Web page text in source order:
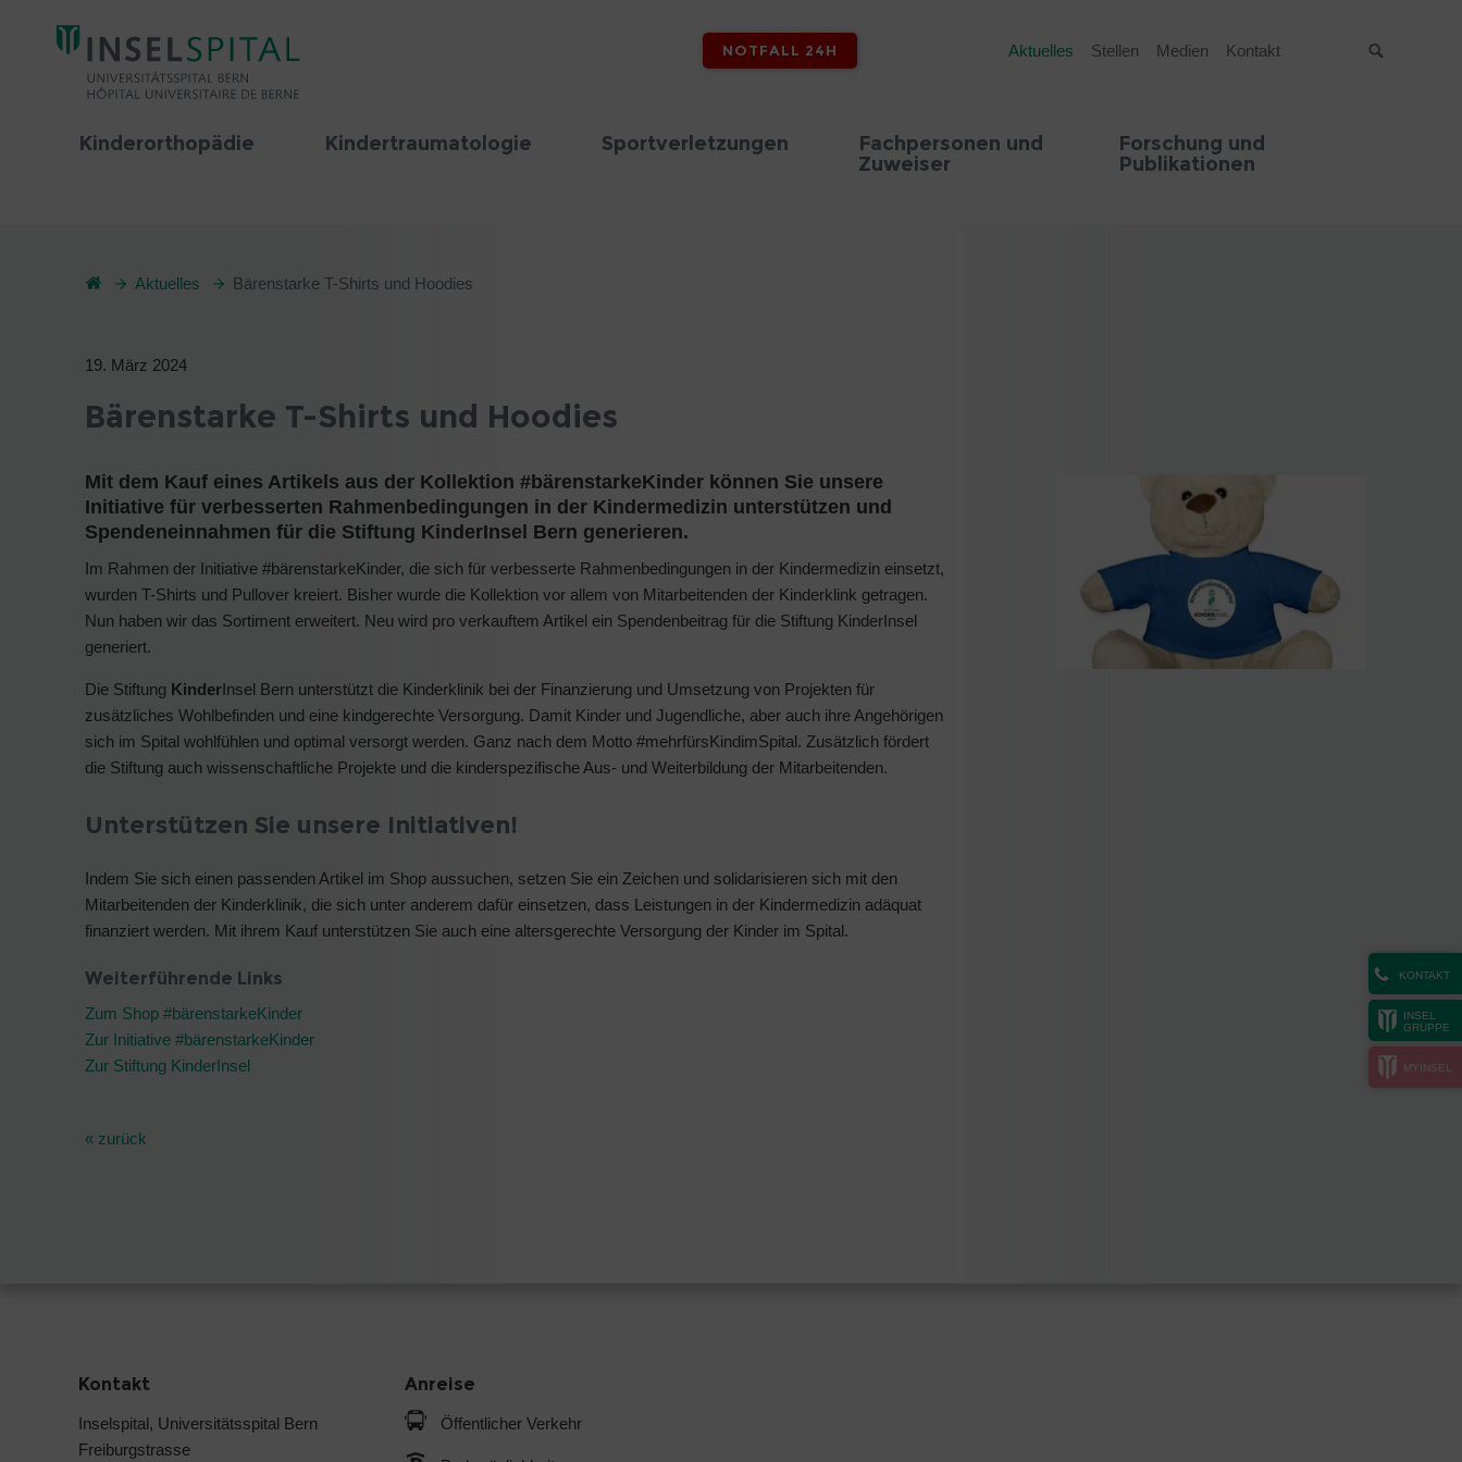
NOTFALL 24H Aktuelles Stellen Medien Kontakt
Kinderorthopädie Kindertraumatologie Sportverletzungen
Fachpersonen und
Zuweiser
Forschung und
Publikationen
KONTAKT
INSEL
GRUPPE
MYINSEL
Aktuelles Bärenstarke T-Shirts und Hoodies
19. März 2024
Bärenstarke T-Shirts und Hoodies
Mit dem Kauf eines Artikels aus der Kollektion #bärenstarkeKinder können Sie unsere
Initiative für verbesserten Rahmenbedingungen in der Kindermedizin unterstützen und
Spendeneinnahmen für die Stiftung KinderInsel Bern generieren.
Im Rahmen der Initiative #bärenstarkeKinder, die sich für verbesserte Rahmenbedingungen in der Kindermedizin einsetzt,
wurden T-Shirts und Pullover kreiert. Bisher wurde die Kollektion vor allem von Mitarbeitenden der Kinderklink getragen.
Nun haben wir das Sortiment erweitert. Neu wird pro verkauftem Artikel ein Spendenbeitrag für die Stiftung KinderInsel
generiert.
Die Stiftung KinderInsel Bern unterstützt die Kinderklinik bei der Finanzierung und Umsetzung von Projekten für
zusätzliches Wohlbefinden und eine kindgerechte Versorgung. Damit Kinder und Jugendliche, aber auch ihre Angehörigen
sich im Spital wohlfühlen und optimal versorgt werden. Ganz nach dem Motto #mehrfürsKindimSpital. Zusätzlich fördert
die Stiftung auch wissenschaftliche Projekte und die kinderspezifische Aus- und Weiterbildung der Mitarbeitenden.
Unterstützen Sie unsere Initiativen!
Indem Sie sich einen passenden Artikel im Shop aussuchen, setzen Sie ein Zeichen und solidarisieren sich mit den
Mitarbeitenden der Kinderklinik, die sich unter anderem dafür einsetzen, dass Leistungen in der Kindermedizin adäquat
finanziert werden. Mit ihrem Kauf unterstützen Sie auch eine altersgerechte Versorgung der Kinder im Spital.
Weiterführende Links
Zum Shop #bärenstarkeKinder
Zur Initiative #bärenstarkeKinder
Zur Stiftung KinderInsel
« zurück
Kontakt
Inselspital, Universitätsspital Bern
Freiburgstrasse
Anreise
Öffentlicher Verkehr